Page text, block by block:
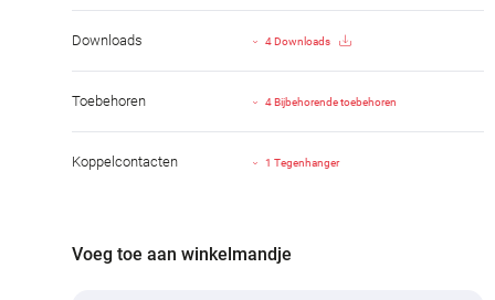
Downloads 4 Downloads
Toebehoren 4 Bijbehorende toebehoren
Koppelcontacten 1 Tegenhanger
Voeg toe aan winkelmandje